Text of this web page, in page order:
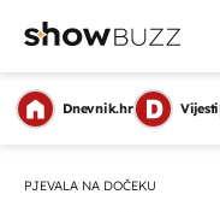
Dnevnik.hr Vijesti
PJEVALA NA DOČEKU